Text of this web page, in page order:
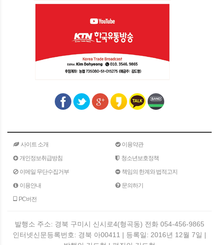
사이트 소개
이용약관
개인정보취급방침
청소년보호정책
이메일 무단수집거부
책임의 한계와 법적고지
이용안내
문의하기
PC버전
발행소 주소: 경북 구미시 신시로4(형곡동) 전화 054-456-9865
인터넷신문등록번호: 경북 아00411 | 등록일: 2016년 12월 7일 |